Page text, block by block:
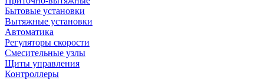
Бытовые установки
Вытяжные установки
Автоматика
Регуляторы скорости
Смесительные узлы
Щиты управления
Контроллеры